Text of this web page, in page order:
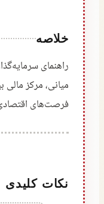
خلاصه
راهنمای
فرصت‌های اقتصادی
نکات کلیدی